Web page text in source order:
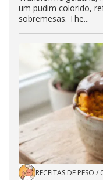
um pudim colorido,
sobremesas. The...
RECEITAS DE PESO /